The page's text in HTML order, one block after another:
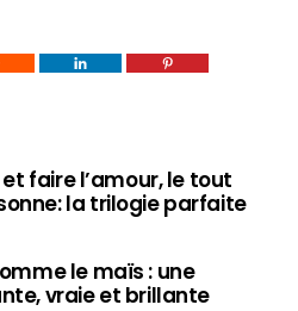
faire l’amour, le tout
la trilogie parfaite
le maïs : une
vraie et brillante